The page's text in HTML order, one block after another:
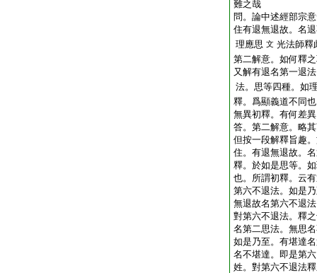
難之哉
問。論中述經部宗
住有退無退故。名
理應思 文 光法師釋
第二解意。如何釋
又解有退名第一退
法。思等四種。如
釋。爲顯義道不同
無異初釋。有何差
答。第二解意。略
但按一段解釋旨趣
住。有退無退故。
釋。於如是思等。
也。所謂初釋。云
第六不退法。如是
無退故名第六不退
對第六不退法。釋
名第二思法。無思
如是乃至。有堪達
名不堪達。即是第
姓。對第六不退法